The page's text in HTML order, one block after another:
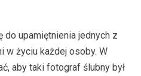
do upamiętnienia jednych z
w życiu każdej osoby. W
aby taki fotograf ślubny był